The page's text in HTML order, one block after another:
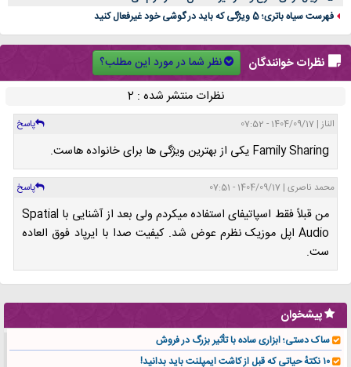
فهرست سیاه باتری؛ 5 ویژگی که باید در گوشی خود غیرفعال کنید
نظرات خوانندگان
نظر شما در مورد این مطلب؟
نظرات منتشر شده : 2
پاسخ الناز | 1404/09/17 - 07:52
Family Sharing یکی از بهترین ویژگی‌ ها برای خانواده‌ هاست.
پاسخ محمد ناصری | 1404/09/17 - 07:51
من قبلاً فقط اسپاتیفای استفاده میکردم ولی بعد از آشنایی با Spatial
Audio اپل موزیک نظرم عوض شد. کیفیت صدا با ایرپاد فوق‌ العاده‌
ست.
پیشخوان
ساک دستی؛ ابزاری ساده با تأثیر بزرگ در فروش
۱۰ نکتهٔ حیاتی که قبل از کاشت ایمپلنت باید بدانید!